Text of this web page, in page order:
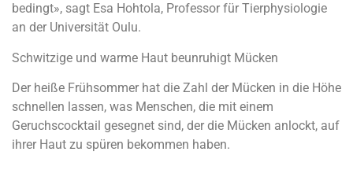
bedingt», sagt Esa Hohtola, Professor für Tierphysiologie
an der Universität Oulu.
Schwitzige und warme Haut beunruhigt Mücken
Der heiße Frühsommer hat die Zahl der Mücken in die Höhe
schnellen lassen, was Menschen, die mit einem
Geruchscocktail gesegnet sind, der die Mücken anlockt, auf
ihrer Haut zu spüren bekommen haben.